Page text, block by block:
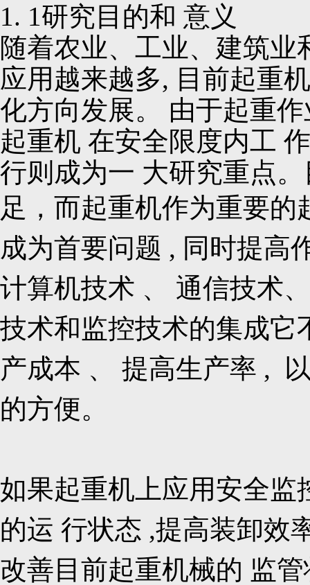
1. 1研究目的
随着农业、工业、建筑
应用越来越多, 目前起重
化方向发展。 由于起重
起重机 在安全限度内工
行则成为一 大研究重点
足，而起重机作为重要
成为首要问题 , 同时提高
计算机技术 、 通信技术
技术和监控技术的集成
产成本 、 提高生产率 ,
的方便。
如果起重机上应用安全监
的运 行状态 ,提高装卸效
改善目前起重机械的 监